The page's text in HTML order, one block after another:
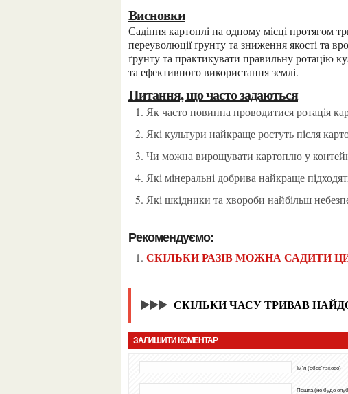
Висновки
Садіння картоплі на одному місці протягом тривалого періоду часу може призвести до
переуволюції ґрунту та зниження якості та
ґрунту та практикувати правильну ротацію
та ефективного використання землі.
Питання, що часто задаються
Як часто повинна проводитися ротація
Які культури найкраще ростуть після
Чи можна вирощувати картоплю у
Які мінеральні добрива найкраще
Які шкідники та хвороби найбільш
Рекомендуємо:
СКІЛЬКИ РАЗІВ МОЖНА САДИТИ
▶️▶️▶️ СКІЛЬКИ ЧАСУ ТРИВАВ
ЗАЛИШИТИ КОМЕНТАР
Ім'я (обов'язково)
Пошта (не буде